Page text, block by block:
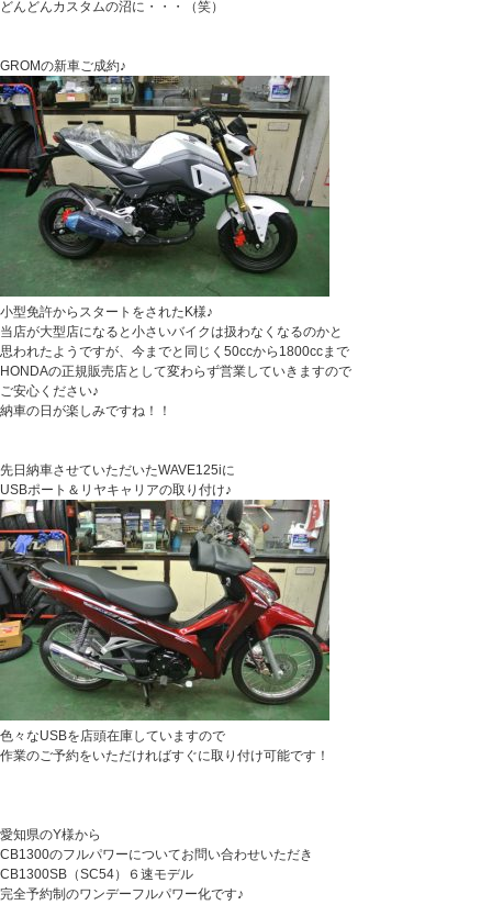
どんどんカスタムの沼に・・・（笑）
GROMの新車ご成約♪
小型免許からスタートをされたK様♪
当店が大型店になると小さいバイクは扱わなくなるのかと
思われたようですが、今までと同じく50ccから1800ccまで
HONDAの正規販売店として変わらず営業していきますので
ご安心ください♪
納車の日が楽しみですね！！
先日納車させていただいたWAVE125iに
USBポート＆リヤキャリアの取り付け♪
色々なUSBを店頭在庫していますので
作業のご予約をいただければすぐに取り付け可能です！
愛知県のY様から
CB1300のフルパワーについてお問い合わせいただき
CB1300SB（SC54）６速モデル
完全予約制のワンデーフルパワー化です♪